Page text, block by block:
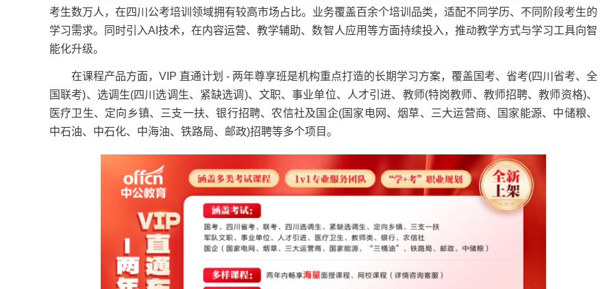
考生数万人，在四川公考培训领域拥有较高市场占比。业务覆盖百余个培训品类，适配不同学历、不同阶段考生的
学习需求。同时引入AI技术，在内容运营、教学辅助、数智人应用等方面持续投入，推动教学方式与学习工具向智
能化升级。
在课程产品方面，VIP 直通计划 - 两年尊享班是机构重点打造的长期学习方案，覆盖国考、省考(四川省考、全
国联考)、选调生(四川选调生、紧缺选调)、文职、事业单位、人才引进、教师(特岗教师、教师招聘、教师资格)、
医疗卫生、定向乡镇、三支一扶、银行招聘、农信社及国企(国家电网、烟草、三大运营商、国家能源、中储粮、
中石油、中石化、中海油、铁路局、邮政)招聘等多个项目。